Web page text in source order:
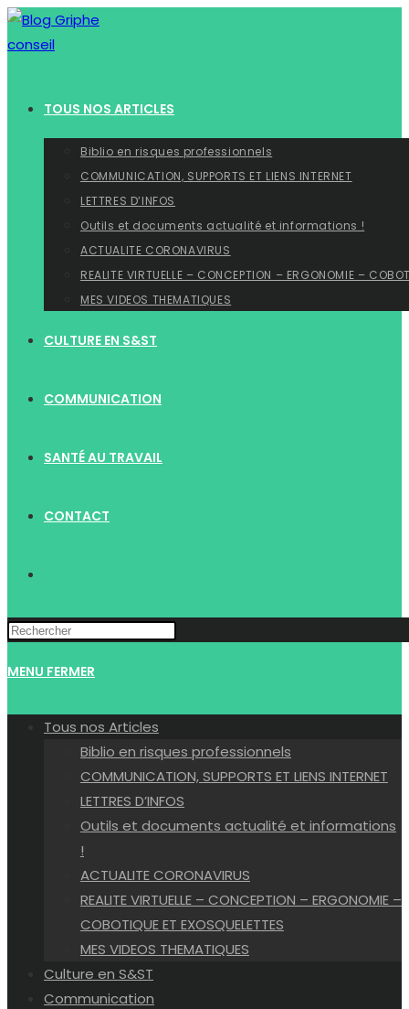
Skip
to
TOUS NOS ARTICLES
Biblio en risques professionnels
COMMUNICATION, SUPPORTS ET LIENS INTERNET
LETTRES D’INFOS
Outils et documents actualité et informations !
ACTUALITE CORONAVIRUS
REALITE VIRTUELLE – CONCEPTION – ERGONOMIE –
MES VIDEOS THEMATIQUES
CULTURE EN S&ST
COMMUNICATION
SANTÉ AU TRAVAIL
CONTACT
WEBSITE
MENU FERMER
Tous nos Articles
Biblio en risques professionnels
COMMUNICATION, SUPPORTS ET LIENS INTERNET
LETTRES D’INFOS
Outils et documents actualité et informations
!
ACTUALITE CORONAVIRUS
REALITE VIRTUELLE – CONCEPTION – ERGONOMIE –
COBOTIQUE ET EXOSQUELETTES
MES VIDEOS THEMATIQUES
Culture en S&ST
Communication